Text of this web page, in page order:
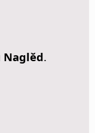
Naglěd.